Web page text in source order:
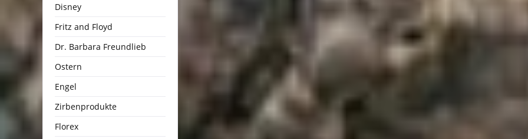
Disney
Fritz and Floyd
Dr. Barbara Freundlieb
Ostern
Engel
Zirbenprodukte
Florex